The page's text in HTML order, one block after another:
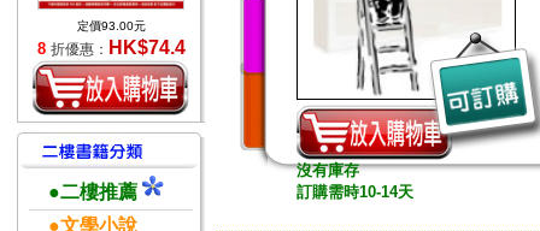
定價93.00元
8 折優惠： HK$74.4
●二樓推薦
●文學小說
沒有庫存
訂購需時10-14天